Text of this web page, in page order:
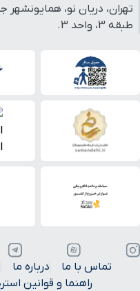
طبقه 3، واحد 3.
تماس با ما درباره ما
راهنما و قوانین